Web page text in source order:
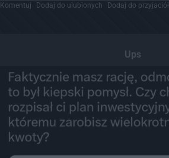
Komentuj Dodaj do ulubionych Dodaj do przyjaciół
Ups